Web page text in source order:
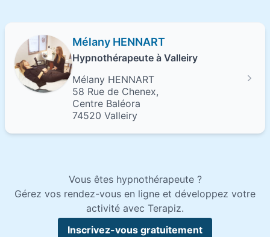
Mélany HENNART
Hypnothérapeute à Valleiry
Mélany HENNART
58 Rue de Chenex,
Centre Baléora
74520 Valleiry
Vous êtes hypnothérapeute ?
Gérez vos rendez-vous en ligne et développez votre
activité avec Terapiz.
Inscrivez-vous gratuitement